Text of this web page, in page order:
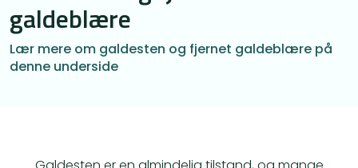
galdeblære
Lær mere om galdesten og fjernet galdeblære på
denne underside